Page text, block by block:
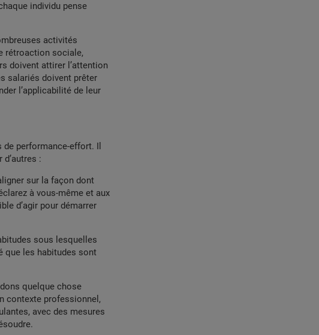
individu pense
activités
rétroaction sociale,
doivent attirer l’attention
salariés doivent prêter
l’applicabilité de leur
performance-effort. Il
:
sur la façon dont
à vous-même et aux
d’agir pour démarrer
sous lesquelles
que les habitudes sont
quelque chose
contexte professionnel,
avec des mesures